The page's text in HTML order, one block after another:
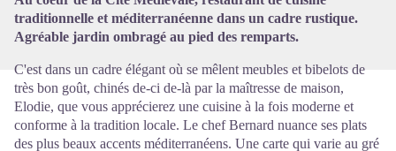
traditionnelle et méditerranéenne dans un cadre rustique.
Agréable jardin ombragé au pied des remparts.
C'est dans un cadre élégant où se mêlent meubles et bibelots de
très bon goût, chinés de-ci de-là par la maîtresse de maison,
Elodie, que vous apprécierez une cuisine à la fois moderne et
conforme à la tradition locale. Le chef Bernard nuance ses plats
des plus beaux accents méditerranéens. Une carte qui varie au gré